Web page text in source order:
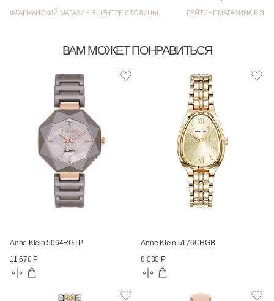
ФЛАГМАНСКИЙ МАГАЗИН В ЦЕНТРЕ СТОЛИЦЫ РЕЙТИНГ МАГАЗИНА В
ВАМ МОЖЕТ ПОНРАВИТЬСЯ
Anne Klein 5064RGTP
11 670 Р
Anne Klein 5176CHGB
8 030 Р